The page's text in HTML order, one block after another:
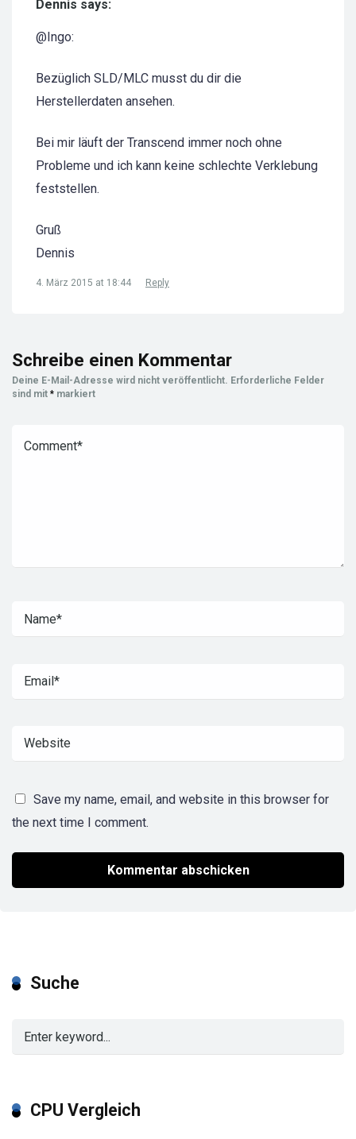
Dennis says:
@Ingo:
Bezüglich SLD/MLC musst du dir die
Herstellerdaten ansehen.
Bei mir läuft der Transcend immer noch ohne
Probleme und ich kann keine schlechte Verklebung
feststellen.
Gruß
Dennis
4. März 2015 at 18:44 Reply
Schreibe einen Kommentar
Deine E-Mail-Adresse wird nicht veröffentlicht. Erforderliche Felder
sind mit * markiert
Save my name, email, and website in this browser for
the next time I comment.
Suche
CPU Vergleich